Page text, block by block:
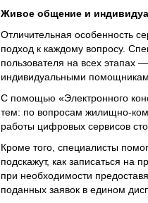
Живое общение и
Отличительная особенность
подход к каждому вопросу.
пользователя на всех этапах
индивидуальными
С помощью «Электронного
тем: по вопросам жилищно-
работы цифровых сервисов
Кроме того, специалисты
подскажут, как записаться
при необходимости
поданных заявок в едином